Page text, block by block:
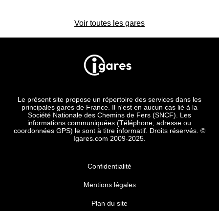
Voir toutes les gares
Le présent site propose un répertoire des services dans les
principales gares de France. Il n'est en aucun cas lié à la
Société Nationale des Chemins de Fers (SNCF). Les
informations communiquées (Téléphone, adresse ou
coordonnées GPS) le sont à titre informatif. Droits réservés. ©
Igares.com 2009-2025.
Confidentialité
Mentions légales
Plan du site